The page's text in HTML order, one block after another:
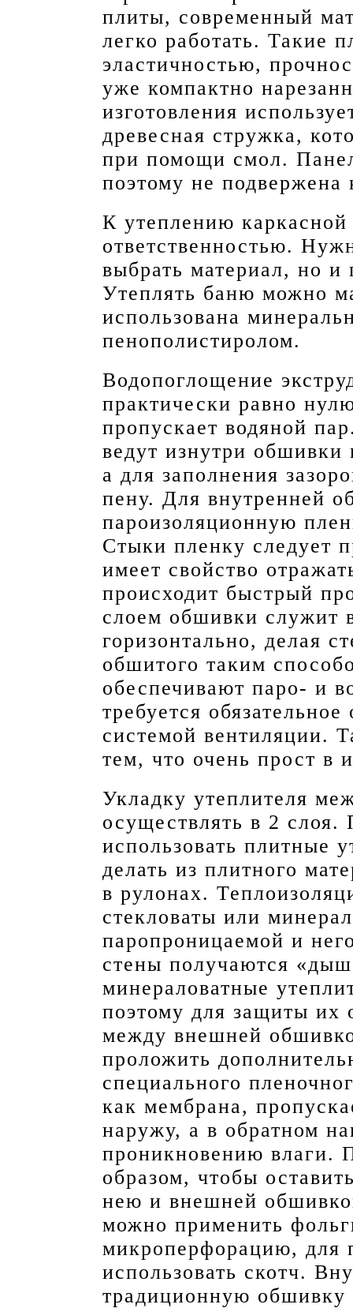
плиты, современный
легко работать. Такие
эластичностью,
уже компактно
изготовления
древесная стружка,
при помощи смол.
поэтому не
К утеплению
ответственностью.
выбрать материал, но и
Утеплять баню можно
использована
пенополистиролом.
Водопоглощение
практически равно
пропускает водяной
ведут изнутри
а для заполнения
пену. Для внутренней
пароизоляционную
Стыки пленку следует
имеет свойство
происходит быстрый
слоем обшивки служит
горизонтально, делая
обшитого таким
обеспечивают паро- и
требуется
системой вентиляции.
тем, что очень прост в
Укладку утеплителя
осуществлять в 2 слоя.
использовать плитные
делать из плитного
в рулонах.
стекловаты или
паропроницаемой и
стены получаются
минераловатные
поэтому для защиты их
между внешней
проложить
специального
как мембрана,
наружу, а в обратном
проникновению влаги.
образом, чтобы
нею и внешней
можно применить
микроперфорацию, для
использовать скотч.
традиционную обшивку